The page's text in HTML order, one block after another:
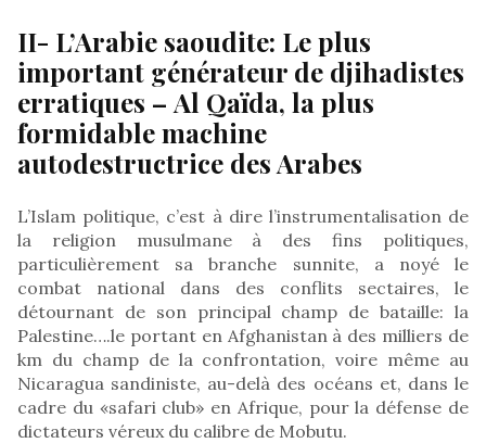
II- L’Arabie saoudite: Le plus
important générateur de djihadistes
erratiques – Al Qaïda, la plus
formidable machine
autodestructrice des Arabes
L’Islam politique, c’est à dire l’instrumentalisation de
la religion musulmane à des fins politiques,
particulièrement sa branche sunnite, a noyé le
combat national dans des conflits sectaires, le
détournant de son principal champ de bataille: la
Palestine….le portant en Afghanistan à des milliers de
km du champ de la confrontation, voire même au
Nicaragua sandiniste, au-delà des océans et, dans le
cadre du «safari club» en Afrique, pour la défense de
dictateurs véreux du calibre de Mobutu.